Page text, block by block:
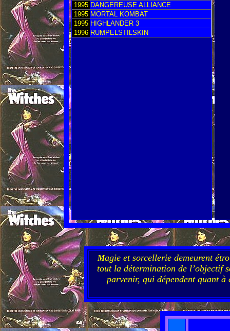
1995 DANGEREUSE ALLIANCE
1995 MORTAL KOMBAT
1995 HIGHLANDER 3
1996 RUMPELSTILSKIN
Magie et sorcellerie demeurent
tout la détermination de l’objectif
parvenir, qui dépendent quant à